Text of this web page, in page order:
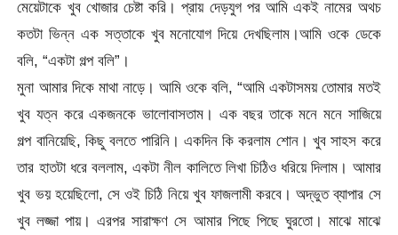
মেয়েটাকে খুব খোজার চেষ্টা করি। প্রায় দেড়যুগ পর আমি একই নামের অথচ
কতটা ভিন্ন এক সত্তাকে খুব মনোযোগ দিয়ে দেখছিলাম।আমি ওকে ডেকে
বলি, “একটা গল্প বলি”।
মুনা আমার দিকে মাথা নাড়ে। আমি ওকে বলি, “আমি একটাসময় তোমার মতই
খুব যত্ন করে একজনকে ভালোবাসতাম। এক বছর তাকে মনে মনে সাজিয়ে
গল্প বানিয়েছি, কিছু বলতে পারিনি। একদিন কি করলাম শোন। খুব সাহস করে
তার হাতটা ধরে বললাম, একটা নীল কালিতে লিখা চিঠিও ধরিয়ে দিলাম। আমার
খুব ভয় হয়েছিলো, সে ওই চিঠি নিয়ে খুব ফাজলামী করবে। অদ্ভুত ব্যাপার সে
খুব লজ্জা পায়। এরপর সারাক্ষণ সে আমার পিছে পিছে ঘুরতো। মাঝে মাঝে